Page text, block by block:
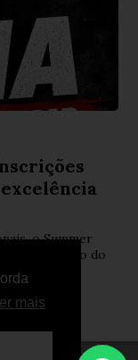
ler mais
o Summer
campeão do